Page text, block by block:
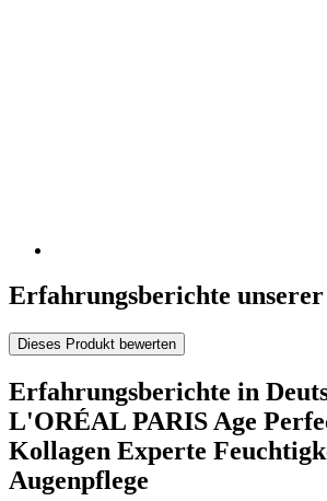
Erfahrungsberichte
Dieses Produkt bewerten
Erfahrungsberichte in
L'ORÉAL PARIS Age
Kollagen Experte
Augenpflege